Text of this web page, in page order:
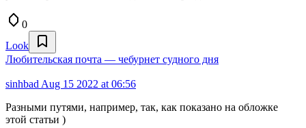
0
Look
Любительская почта — чебурнет судного дня
sinhbad Aug 15 2022 at 06:56
Разными путями, например, так, как показано на обложке
этой статьи )